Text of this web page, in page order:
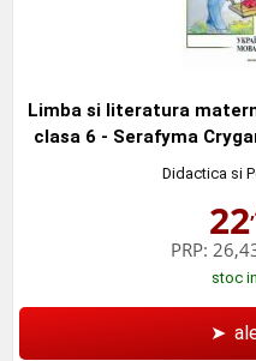
Limba si literatura
clasa 6 - Serafyma
Didactica si
22
PRP:
stoc
➤